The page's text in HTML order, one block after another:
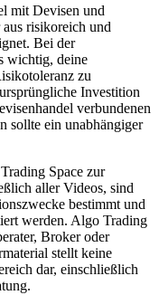
mit Devisen und
risikoreich und
Bei der
wichtig, deine
zu
Investition
verbundenen
sollte ein unabhängiger
Space zur
aller Videos, sind
bestimmt und
werden. Algo Trading
Broker oder
stellt keine
dar, einschließlich